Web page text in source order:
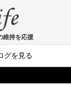
維持を応援
グを見る